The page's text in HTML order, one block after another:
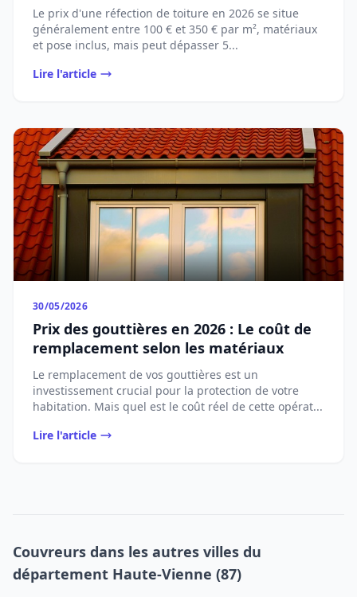
Le prix d'une réfection de toiture en 2026 se situe
généralement entre 100 € et 350 € par m², matériaux
et pose inclus, mais peut dépasser 5...
Lire l'article
30/05/2026
Prix des gouttières en 2026 : Le coût de
remplacement selon les matériaux
Le remplacement de vos gouttières est un
investissement crucial pour la protection de votre
habitation. Mais quel est le coût réel de cette opérat...
Lire l'article
Couvreurs dans les autres villes du
département Haute-Vienne (87)